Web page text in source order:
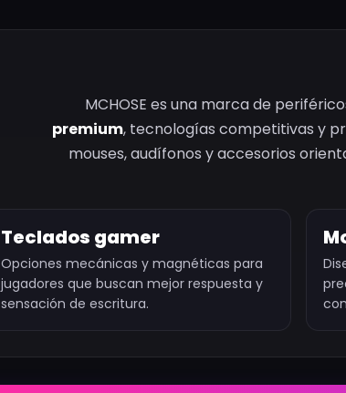
MCHOSE es una marca de
premium, tecnologías competitivas y
mouses, audífonos y accesorios
Teclados gamer
Opciones mecánicas y magnéticas para
jugadores que buscan mejor respuesta y
sensación de escritura.